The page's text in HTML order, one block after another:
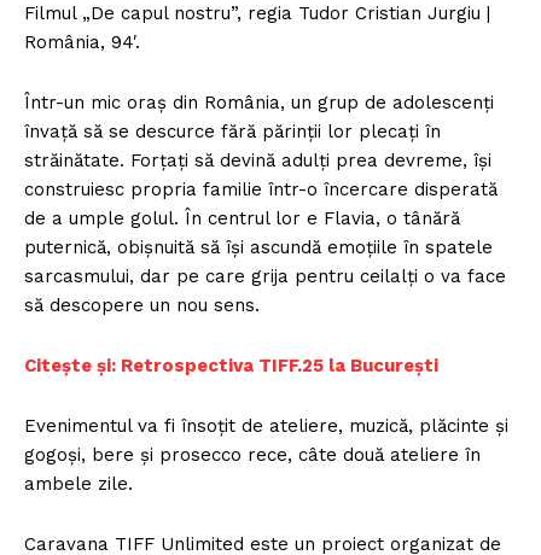
Filmul „De capul nostru”, regia Tudor Cristian Jurgiu |
România, 94′.
Într-un mic oraş din România, un grup de adolescenţi
învaţă să se descurce fără părinţii lor plecaţi în
străinătate. Forţaţi să devină adulţi prea devreme, îşi
construiesc propria familie într-o încercare disperată
de a umple golul. În centrul lor e Flavia, o tânără
puternică, obişnuită să îşi ascundă emoţiile în spatele
sarcasmului, dar pe care grija pentru ceilalţi o va face
să descopere un nou sens.
Citește și: Retrospectiva TIFF.25 la București
Evenimentul va fi însoţit de ateliere, muzică, plăcinte şi
gogoşi, bere şi prosecco rece, câte două ateliere în
ambele zile.
Caravana TIFF Unlimited este un proiect organizat de